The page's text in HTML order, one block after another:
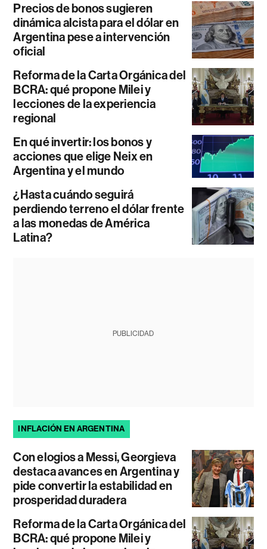
Precios de bonos sugieren
dinámica alcista para el dólar en
Argentina pese a intervención
oficial
Reforma de la Carta Orgánica del
BCRA: qué propone Milei y
lecciones de la experiencia
regional
En qué invertir: los bonos y
acciones que elige Neix en
Argentina y el mundo
¿Hasta cuándo seguirá
perdiendo terreno el dólar frente
a las monedas de América
Latina?
PUBLICIDAD
INFLACIÓN EN ARGENTINA
Con elogios a Messi, Georgieva
destaca avances en Argentina y
pide convertir la estabilidad en
prosperidad duradera
Reforma de la Carta Orgánica del
BCRA: qué propone Milei y